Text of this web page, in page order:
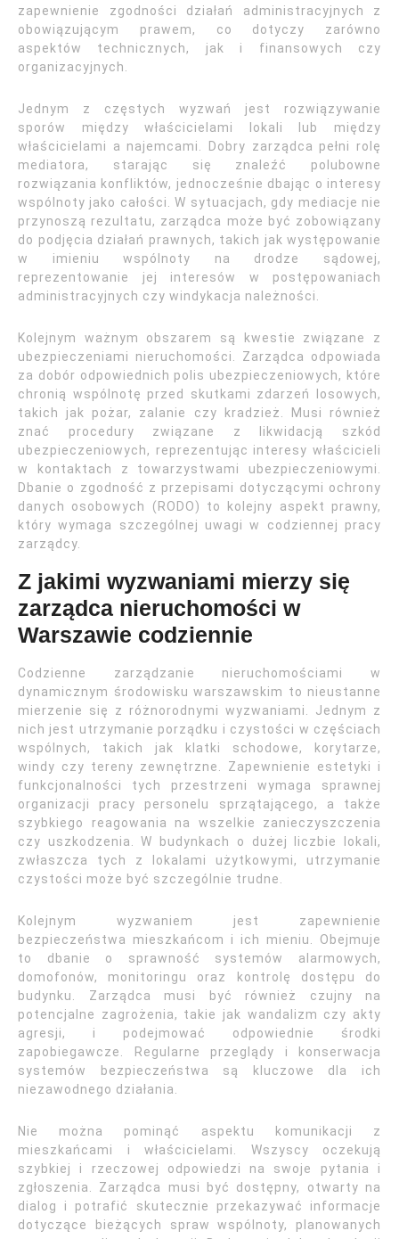
zapewnienie zgodności działań administracyjnych z
obowiązującym prawem, co dotyczy zarówno
aspektów technicznych, jak i finansowych czy
organizacyjnych.
Jednym z częstych wyzwań jest rozwiązywanie
sporów między właścicielami lokali lub między
właścicielami a najemcami. Dobry zarządca pełni rolę
mediatora, starając się znaleźć polubowne
rozwiązania konfliktów, jednocześnie dbając o interesy
wspólnoty jako całości. W sytuacjach, gdy mediacje nie
przynoszą rezultatu, zarządca może być zobowiązany
do podjęcia działań prawnych, takich jak występowanie
w imieniu wspólnoty na drodze sądowej,
reprezentowanie jej interesów w postępowaniach
administracyjnych czy windykacja należności.
Kolejnym ważnym obszarem są kwestie związane z
ubezpieczeniami nieruchomości. Zarządca odpowiada
za dobór odpowiednich polis ubezpieczeniowych, które
chronią wspólnotę przed skutkami zdarzeń losowych,
takich jak pożar, zalanie czy kradzież. Musi również
znać procedury związane z likwidacją szkód
ubezpieczeniowych, reprezentując interesy właścicieli
w kontaktach z towarzystwami ubezpieczeniowymi.
Dbanie o zgodność z przepisami dotyczącymi ochrony
danych osobowych (RODO) to kolejny aspekt prawny,
który wymaga szczególnej uwagi w codziennej pracy
zarządcy.
Z jakimi wyzwaniami mierzy się
zarządca nieruchomości w
Warszawie codziennie
Codzienne zarządzanie nieruchomościami w
dynamicznym środowisku warszawskim to nieustanne
mierzenie się z różnorodnymi wyzwaniami. Jednym z
nich jest utrzymanie porządku i czystości w częściach
wspólnych, takich jak klatki schodowe, korytarze,
windy czy tereny zewnętrzne. Zapewnienie estetyki i
funkcjonalności tych przestrzeni wymaga sprawnej
organizacji pracy personelu sprzątającego, a także
szybkiego reagowania na wszelkie zanieczyszczenia
czy uszkodzenia. W budynkach o dużej liczbie lokali,
zwłaszcza tych z lokalami użytkowymi, utrzymanie
czystości może być szczególnie trudne.
Kolejnym wyzwaniem jest zapewnienie
bezpieczeństwa mieszkańcom i ich mieniu. Obejmuje
to dbanie o sprawność systemów alarmowych,
domofonów, monitoringu oraz kontrolę dostępu do
budynku. Zarządca musi być również czujny na
potencjalne zagrożenia, takie jak wandalizm czy akty
agresji, i podejmować odpowiednie środki
zapobiegawcze. Regularne przeglądy i konserwacja
systemów bezpieczeństwa są kluczowe dla ich
niezawodnego działania.
Nie można pominąć aspektu komunikacji z
mieszkańcami i właścicielami. Wszyscy oczekują
szybkiej i rzeczowej odpowiedzi na swoje pytania i
zgłoszenia. Zarządca musi być dostępny, otwarty na
dialog i potrafić skutecznie przekazywać informacje
dotyczące bieżących spraw wspólnoty, planowanych